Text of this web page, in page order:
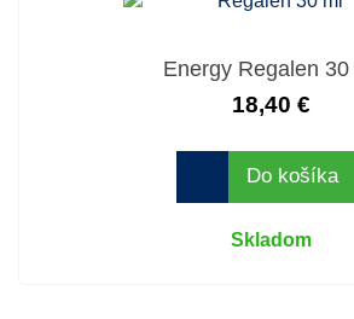
Energy Regalen 30
18,40 €
Do košíka
Skladom